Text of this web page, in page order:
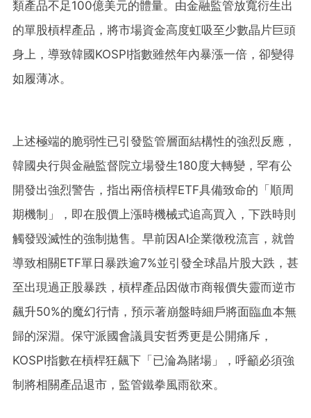
類產品不足100億美元的體量。由金融監管放寬衍生出
的單股槓桿產品，將市場資金高度虹吸至少數晶片巨頭
身上，導致韓國KOSPI指數雖然年內暴漲一倍，卻變得
如履薄冰。
上述極端的脆弱性已引發監管層面結構性的強烈反應，
韓國央行與金融監督院立場發生180度大轉變，罕有公
開發出強烈警告，指出兩倍槓桿ETF具備致命的「順周
期機制」，即在股價上漲時機械式追高買入，下跌時則
觸發毀滅性的強制拋售。早前因AI企業徵稅流言，就曾
導致相關ETF單日暴跌逾7%並引發全球晶片股大跌，甚
至出現過正股暴跌，槓桿產品因做市商報價失靈而逆市
飆升50%的魔幻行情，預示著崩盤時細戶將面臨血本無
歸的深淵。保守派國會議員安哲秀更是公開痛斥，
KOSPI指數在槓桿狂飆下「已淪為賭場」，呼籲必須強
制將相關產品退市，監管鐵拳風雨欲來。